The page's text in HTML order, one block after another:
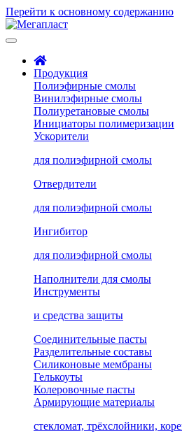
Перейти к основному содержанию
Продукция
Полиэфирные смолы
Винилэфирные смолы
Полиуретановые смолы
Инициаторы полимеризации
Ускорители
для полиэфирной смолы
Отвердители
для полиэфирной смолы
Ингибитор
для полиэфирной смолы
Наполнители для смолы
Инструменты
и средства защиты
Соединительные пасты
Разделительные составы
Силиконовые мембраны
Гелькоуты
Колеровочные пасты
Армирующие материалы
стекломат, трёхслойники,